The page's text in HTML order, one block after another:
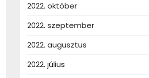
2022. október
2022. szeptember
2022. augusztus
2022. július